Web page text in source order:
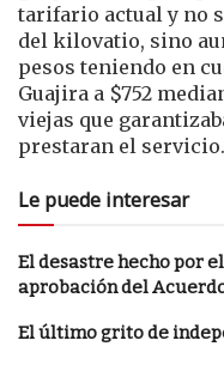
tarifario actual y no
del kilovatio, sino
pesos teniendo en
Guajira a $752
viejas que
prestaran el servicio.
Le puede interesar
El desastre hecho por
aprobación del
El último grito de